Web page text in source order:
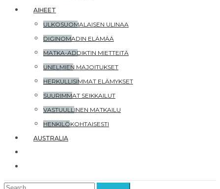
AIHEET
ULKOSUOMALAISEN ULINAA
DIGINOMADIN ELÄMÄÄ
MATKA-ADDIKTIN MIETTEITÄ
UNELMIEN MAJOITUKSET
HERKULLISIMMAT ELÄMYKSET
SUURIMMAT SEIKKAILUT
VASTUULLINEN MATKAILU
HENKILÖKOHTAISESTI
AUSTRALIA